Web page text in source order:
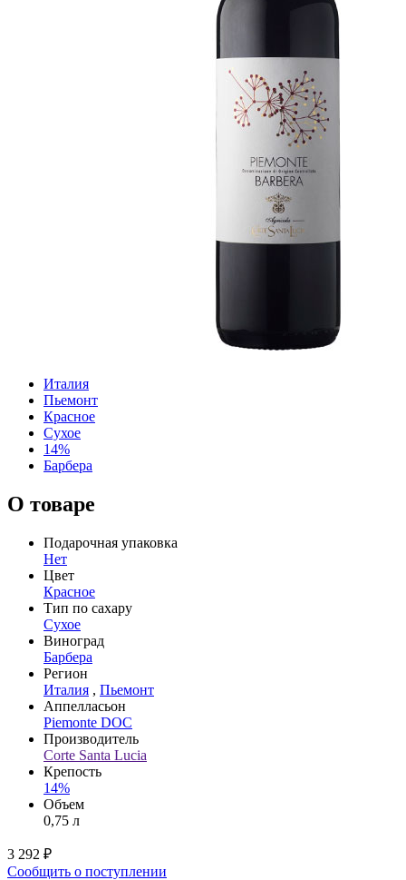
Италия
Пьемонт
Красное
Сухое
14%
Барбера
О товаре
Подарочная упаковка
Нет
Цвет
Красное
Тип по сахару
Сухое
Виноград
Барбера
Регион
Италия , Пьемонт
Аппелласьон
Piemonte DOC
Производитель
Corte Santa Lucia
Крепость
14%
Объем
0,75 л
3 292 ₽
Сообщить о поступлении